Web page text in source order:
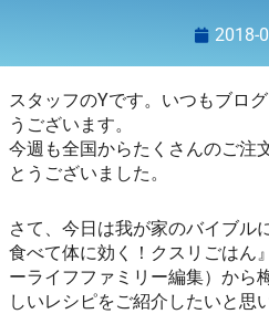
2018-
スタッフのYです。いつもブロ
うございます。
今週も全国からたくさんのご注
とうございました。
さて、今日は我が家のバイブル
食べて体に効く！クスリごはん
ーライフファミリー編集）から
しいレシピをご紹介したいと思